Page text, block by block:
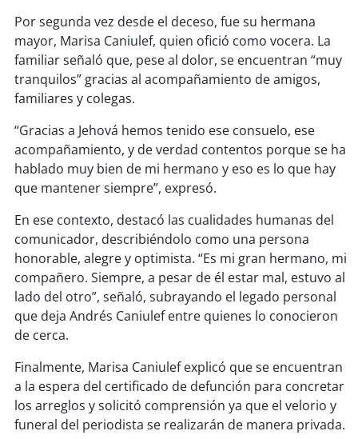
soy arauco
soytemuco
soyvaldivia
soyosorno
soychiloé
Por segunda vez desde el deceso, fue su hermana
mayor, Marisa Caniulef, quien ofició como vocera. La
familiar señaló que, pese al dolor, se encuentran “muy
tranquilos” gracias al acompañamiento de amigos,
familiares y colegas.
“Gracias a Jehová hemos tenido ese consuelo, ese
acompañamiento, y de verdad contentos porque se ha
hablado muy bien de mi hermano y eso es lo que hay
que mantener siempre”, expresó.
En ese contexto, destacó las cualidades humanas del
comunicador, describiéndolo como una persona
honorable, alegre y optimista. “Es mi gran hermano, mi
compañero. Siempre, a pesar de él estar mal, estuvo al
lado del otro”, señaló, subrayando el legado personal
que deja Andrés Caniulef entre quienes lo conocieron
de cerca.
Finalmente, Marisa Caniulef explicó que se encuentran
a la espera del certificado de defunción para concretar
los arreglos y solicitó comprensión ya que el velorio y
funeral del periodista se realizarán de manera privada.